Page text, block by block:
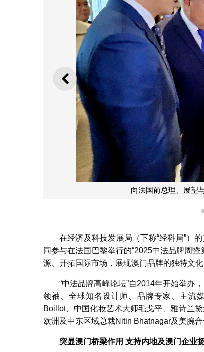
上一则
向法国前总理、展望
在经济及科技发展局（下称“经科局”）
同参与在法国巴黎举行的“2025中法品牌周
源、开拓国际市场，展现澳门品牌的独特文化
“中法品牌高峰论坛”自2014年开始举办
领袖、全球知名设计师、品牌专家、主流
Boillot、中国化妆艺术大师毛戈平、雅诗兰
欧洲及中东区域总裁Nitin Bhatnagar及美腕
突显澳门桥梁作用 支持内地及澳门企业